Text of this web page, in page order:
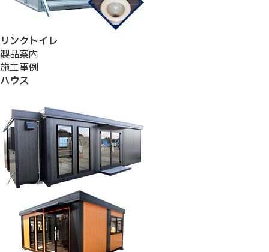
リンクトイレ
製品案内
施工事例
ハウス